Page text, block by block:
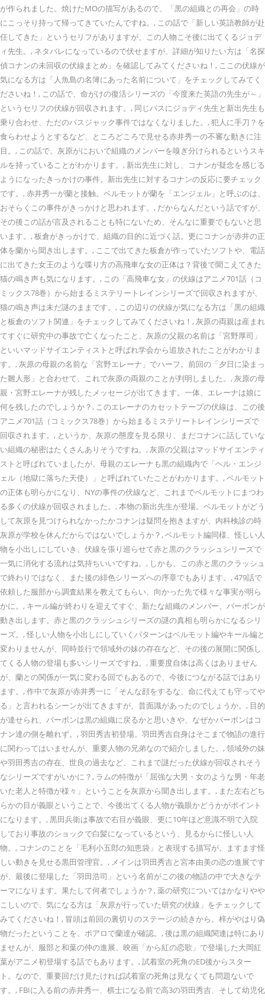
が作られました。焼けたMOの描写があるので、「黒の組織との再会」の時
にこっそり持って帰ってきていたんですね。, この話で「新しい英語教師が赴
任してきた」というセリフがありますが、この人物こそ後に出てくるジョデ
ィ先生。, ネタバレになっているので伏せますが、詳細が知りたい方は「名探
偵コナンの未回収の伏線まとめ」を確認してみてくださいね！, ここの伏線が
気になる方は「人魚島の名簿にあった名前について」をチェックしてみてく
ださいね！, この話で、命がけの復活シリーズの「今度来た英語の先生が～」
というセリフの伏線が回収されます。, 同じバスにジョディ先生と新出先生も
乗り合わせ、ただのバスジャック事件ではなくなりました。, 犯人に手刀？を
食らわせようとするなど、ところどころで見せる赤井秀一の不審な動きに注
目。, この話で、灰原がにおいで組織のメンバーを嗅ぎ分けられるというスキ
ルを持っていることがわかります。, 新出先生に対し、コナンが疑念を感じる
ようになったきっかけの事件。新出先生に対するコナンの反応に要チェック
です。, 赤井秀一が蘭と接触。ベルモットが蘭を「エンジェル」と呼ぶのは、
おそらくこの事件がきっかけと思われます。, だからなんだという話ですが、
その後この話が言及されることも特にないため、そんなに重要でもないと思
います。, 板倉がきっかけで、組織の目的に近づく話。更にコナンが赤井の正
体を蘭から聞き出します。, ここで出てきた板倉が作っていたソフトや、電話
に出てきた女王のような喋り方の高飛車な女の正体は？背後で聞こえてきた
猫の鳴き声も気になります。, この「高飛車な女」の伏線はアニメ701話（コ
ミックス78巻）から始まるミステリートレインシリーズで回収されますが、
猫の鳴き声は未だ謎のままです。, この辺りの伏線が気になる方は「黒の組織
と板倉のソフト関連」をチェックしてみてくださいね！, 灰原の両親は産まれ
てすぐに研究中の事故で亡くなったこと、灰原の父親の名前は「宮野厚司」
といいマッドサイエンティストと呼ばれ学会から追放されたことがわかりま
す。, 灰原の母親の名前な「宮野エレーナ」でハーフ。前回の「夕日に染まっ
た雛人形」と合わせて、これで灰原の両親のことが判明しました。, 灰原の母
親・宮野エレーナが残したメッセージが出てきます。一体、エレーナは娘に
何を残したのでしょうか？, このエレーナのカセットテープの伏線は、この後
アニメ701話（コミックス78巻）から始まるミステリートレインシリーズで
回収されます。, というか、灰原の態度を見る限り、まだコナンに話していな
い組織の秘密はたくさんありそうですね。, 灰原の父親はマッドサイエンティ
ストと呼ばれていましたが、母親のエレーナも黒の組織内で「ヘル・エンジ
ェル（地獄に落ちた天使）」と呼ばれていたことがわかります。, ベルモット
の正体も明らかになり、NYの事件の伏線など、これまでベルモットにまつわ
る多くの伏線が回収されました。, 本物の新出先生が登場。ベルモットがどう
して灰原を見つけられなかったかコナンは疑問を抱きますが、内科検診の時
灰原が学校を休んだからではないでしょうか？, ベルモット編同様、怪しい人
物を小出しにしていき、伏線を張り巡らせて赤と黒のクラッシュシリーズで
一気に消化する流れは気持ちいいですね。, しかも、この赤と黒のクラッシュ
で終わりではなく、また後の緋色シリーズへの序章でもあります。, 479話で
依頼した服部から調査結果を教えてもらい、向かった先で様々な事実が明ら
かに。, キール編が終わりを迎えてすぐ、新たな組織のメンバー、バーボンが
動き出します。赤と黒のクラッシュシリーズの謎の真相も明らかになるシリ
ーズ。, 怪しい人物を小出しにしていくパターンはベルモット編やキール編と
変わりませんが、同時並行で領域外の妹の存在など、その後の展開に関係し
てくる人物の登場も多いシリーズですね。, 重要度自体は高くはありません
が、蘭との関係が一気に変わる回でもあるので、今後につながる話ではあり
ます。, 作中で灰原が赤井秀一に「そんな顔をするな、命に代えても守ってや
る」と言われるシーンが出てきますが、昔面識があったのでしょうか。, 目的
が達せられ、バーボンは黒の組織に戻るかと思いきや、なぜかバーボンはコ
ナン達の側を離れず。, 羽田秀吉初登場。羽田秀吉自身はそこまで物語の進行
に関わってはいませんが、重要人物の兄弟なので紹介しました。, 領域外の妹
や羽田秀吉の存在、世良の過去など、これまで謎だった伏線が回収されそう
なシリーズですがいかに？, ラムの特徴が「屈強な大男・女のような男・年老
いた老人と特徴が様々」ということを灰原から聞き出します。, また左右どち
らかの目が義眼ということで、今後出てくる人物が義眼かどうかがポイント
になります。, 黒田兵衛は事故で右目が義眼、更に10年ほど意識不明で入院
しており事故のショックで白髪になっているという、見るからに怪しい人
物。, コナンのことを「毛利小五郎の知恵袋」と表現する描写が。ますます怪
しい動きを見せる黒田管理官。, メインは羽田秀吉と宮本由美の恋の進展です
が、最後に登場した「羽田浩司」という名前がこの後の物語の中で大きなテ
ーマになります。果たして何者でしょうか？, 薬の研究についてはかなりやや
こしいので、気になる方は「灰原が行っていた研究の伏線」をチェックして
みてくださいね！, 冒頭は前回の裏切りのステージの続きから。梓がやはり偽
物だったということを、ポアロで蘭達が確認。, 後は黒の組織関連は特にあり
ませんが、服部と和葉の仲の進展、映画「から紅の恋歌」で登場した大岡紅
葉がアニメ初登場する話でもあります。, 試着室の死角のED後からスター
ト。なので、重要回だけ見たければ試着室の死角は見なくても問題ないで
す。, FBIに入る前の赤井秀一、棋士になる前で高3の羽田秀吉、そして幼児化